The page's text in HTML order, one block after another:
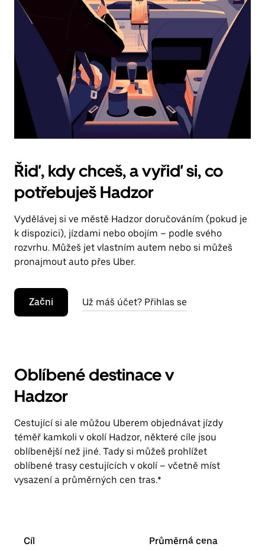
Řiď, kdy chceš, a vyřiď si, co
potřebuješ Hadzor
Vydělávej si ve městě Hadzor doručováním (pokud je
k dispozici), jízdami nebo obojím – podle svého
rozvrhu. Můžeš jet vlastním autem nebo si můžeš
pronajmout auto přes Uber.
Začni Už máš účet? Přihlas se
Oblíbené destinace v
Hadzor
Cestující si ale můžou Uberem objednávat jízdy
téměř kamkoli v okolí Hadzor, některé cíle jsou
oblíbenější než jiné. Tady si můžeš prohlížet
oblíbené trasy cestujících v okolí – včetně míst
vysazení a průměrných cen tras.*
Cíl
Průměrná cena